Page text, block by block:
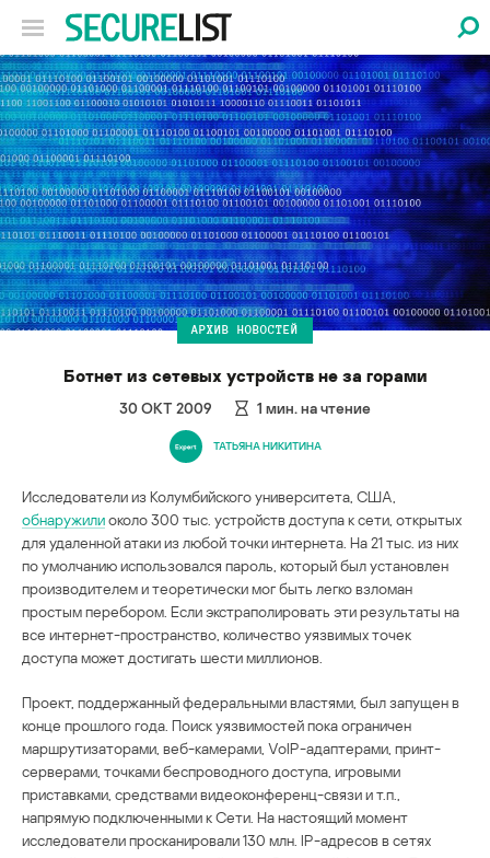
АРХИВ НОВОСТЕЙ
Ботнет из сетевых устройств не за горами
30 ОКТ 2009 1 мин. на чтение
ТАТЬЯНА НИКИТИНА
Исследователи из Колумбийского университета, США,
обнаружилиоколо 300 тыс. устройств доступа к сети, открытых
для удаленной атаки из любой точки интернета. На 21 тыс. из них
по умолчанию использовался пароль, который был установлен
производителем и теоретически мог быть легко взломан
простым перебором. Если экстраполировать эти результаты на
все интернет-пространство, количество уязвимых точек
доступа может достигать шести миллионов.
Проект, поддержанный федеральными властями, был запущен в
конце прошлого года. Поиск уязвимостей пока ограничен
маршрутизаторами, веб-камерами, VoIP-адаптерами, принт-
серверами, точками беспроводного доступа, игровыми
приставками, средствами видеоконференц-связи и т.п.,
напрямую подключенными к Сети. На настоящий момент
исследователи просканировали 130 млн. IP-адресов в сетях